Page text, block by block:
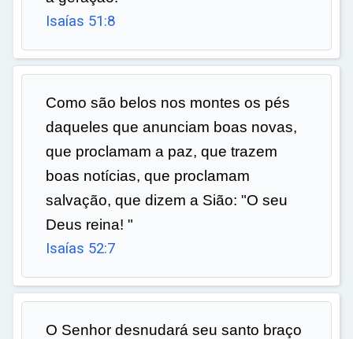
Isaías 51:8
Como são belos nos montes os pés
daqueles que anunciam boas novas,
que proclamam a paz, que trazem
boas notícias, que proclamam
salvação, que dizem a Sião: "O seu
Deus reina! "
Isaías 52:7
O Senhor desnudará seu santo braço